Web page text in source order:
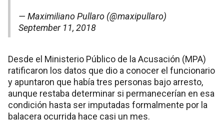
— Maximiliano Pullaro (@maxipullaro)
September 11, 2018
Desde el Ministerio Público de la Acusación (MPA)
ratificaron los datos que dio a conocer el funcionario
y apuntaron que había tres personas bajo arresto,
aunque restaba determinar si permanecerían en esa
condición hasta ser imputadas formalmente por la
balacera ocurrida hace casi un mes.